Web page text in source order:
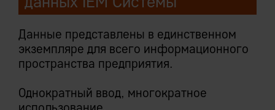
Данные представлены в единственном
экземпляре для всего информационного
пространства предприятия.
Однократный ввод, многократное